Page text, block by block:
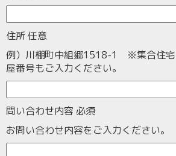
住所任意
例）川棚町中組郷1518-1 ※集合住宅
屋番号もご入力ください。
問い合わせ内容 必須
お問い合わせ内容をご入力ください。